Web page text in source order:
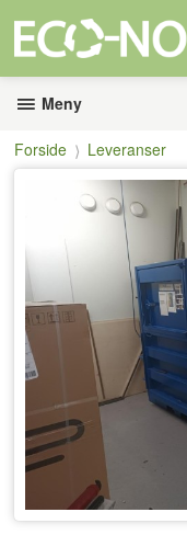
innholdet
Meny
Forside Leveranser